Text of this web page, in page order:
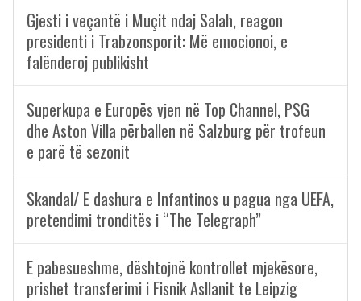
Gjesti i veçantë i Muçit ndaj Salah, reagon
presidenti i Trabzonsporit: Më emocionoi, e
falënderoj publikisht
Superkupa e Europës vjen në Top Channel, PSG
dhe Aston Villa përballen në Salzburg për trofeun
e parë të sezonit
Skandal/ E dashura e Infantinos u pagua nga UEFA,
pretendimi tronditës i “The Telegraph”
E pabesueshme, dështojnë kontrollet mjekësore,
prishet transferimi i Fisnik Asllanit te Leipzig